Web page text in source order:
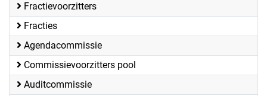
Fractievoorzitters
Fracties
Agendacommissie
Commissievoorzitters pool
Auditcommissie